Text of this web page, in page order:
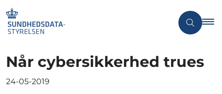
Når cybersikkerhed trues
24-05-2019